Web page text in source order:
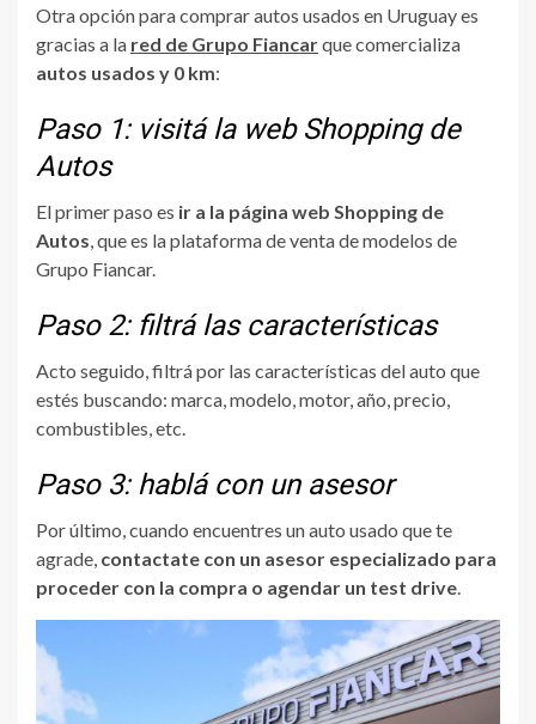
Otra opción para comprar autos usados en Uruguay es
gracias a la red de Grupo Fiancarque comercializa
autos usados y 0 km:
Paso 1: visitá la web Shopping de
Autos
El primer paso es ir a la página web Shopping de
Autos, que es la plataforma de venta de modelos de
Grupo Fiancar.
Paso 2: filtrá las características
Acto seguido, filtrá por las características del auto que
estés buscando: marca, modelo, motor, año, precio,
combustibles, etc.
Paso 3: hablá con un asesor
Por último, cuando encuentres un auto usado que te
agrade, contactate con un asesor especializado para
proceder con la compra o agendar un test drive.